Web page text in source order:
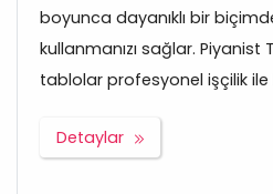
boyunca dayanıklı bir
kullanmanızı sağlar.
tablolar profesyonel işçilik ile
Detaylar